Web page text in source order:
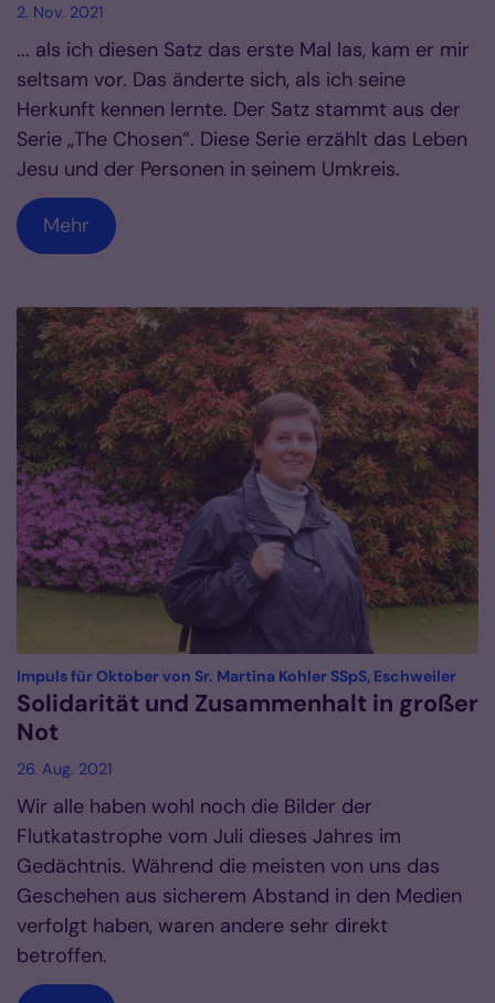
2. Nov. 2021
... als ich diesen Satz das erste Mal las, kam er mir
seltsam vor. Das änderte sich, als ich seine
Herkunft kennen lernte. Der Satz stammt aus der
Serie „The Chosen“. Diese Serie erzählt das Leben
Jesu und der Personen in seinem Umkreis.
Mehr
Impuls für Oktober von Sr. Martina Kohler SSpS, Eschweiler:
Solidarität und Zusammenhalt in großer
Not
26. Aug. 2021
Wir alle haben wohl noch die Bilder der
Flutkatastrophe vom Juli dieses Jahres im
Gedächtnis. Während die meisten von uns das
Geschehen aus sicherem Abstand in den Medien
verfolgt haben, waren andere sehr direkt
betroffen.